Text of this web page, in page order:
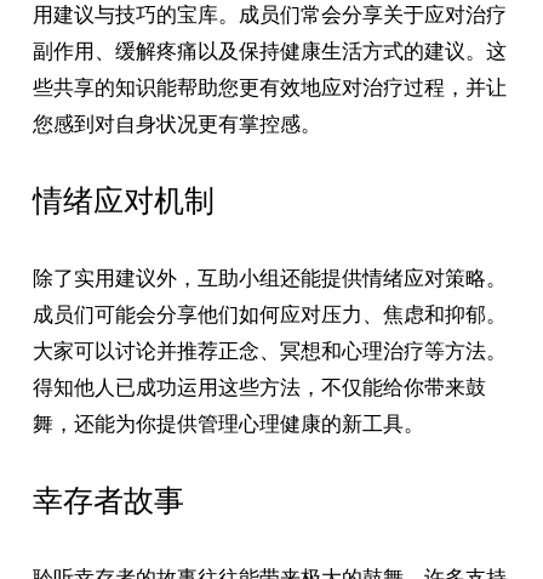
用建议与技巧的宝库。成员们常会分享关于应对治疗
副作用、缓解疼痛以及保持健康生活方式的建议。这
些共享的知识能帮助您更有效地应对治疗过程，并让
您感到对自身状况更有掌控感。
情绪应对机制
除了实用建议外，互助小组还能提供情绪应对策略。
成员们可能会分享他们如何应对压力、焦虑和抑郁。
大家可以讨论并推荐正念、冥想和心理治疗等方法。
得知他人已成功运用这些方法，不仅能给你带来鼓
舞，还能为你提供管理心理健康的新工具。
幸存者故事